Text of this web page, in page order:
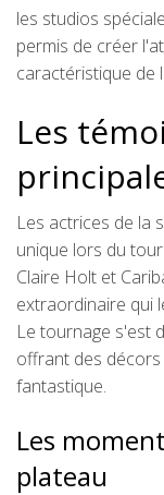
les studios
permis de créer
caractéristique de
Les
Les actrices de la
unique lors du
Claire Holt et
extraordinaire qui
Le tournage s'est
offrant des
fantastique.
Les
plateau